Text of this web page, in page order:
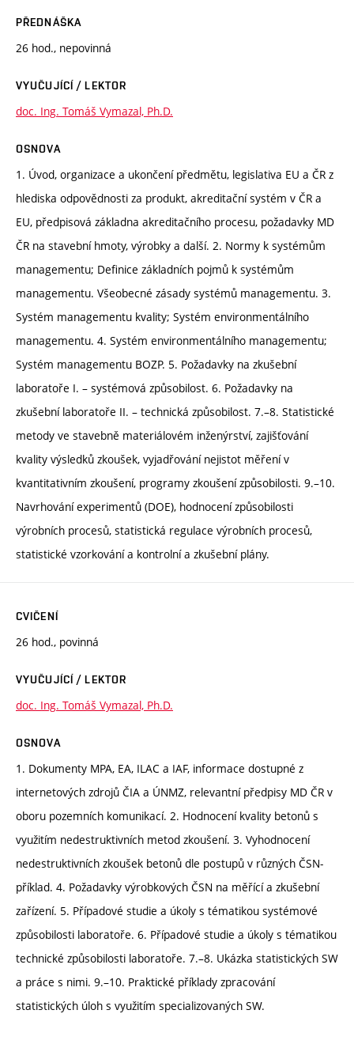
PŘEDNÁŠKA
26 hod., nepovinná
VYUČUJÍCÍ / LEKTOR
doc. Ing. Tomáš Vymazal, Ph.D.
OSNOVA
1. Úvod, organizace a ukončení předmětu, legislativa EU a ČR z
hlediska odpovědnosti za produkt, akreditační systém v ČR a
EU, předpisová základna akreditačního procesu, požadavky MD
ČR na stavební hmoty, výrobky a další. 2. Normy k systémům
managementu; Definice základních pojmů k systémům
managementu. Všeobecné zásady systémů managementu. 3.
Systém managementu kvality; Systém environmentálního
managementu. 4. Systém environmentálního managementu;
Systém managementu BOZP. 5. Požadavky na zkušební
laboratoře I. – systémová způsobilost. 6. Požadavky na
zkušební laboratoře II. – technická způsobilost. 7.–8. Statistické
metody ve stavebně materiálovém inženýrství, zajišťování
kvality výsledků zkoušek, vyjadřování nejistot měření v
kvantitativním zkoušení, programy zkoušení způsobilosti. 9.–10.
Navrhování experimentů (DOE), hodnocení způsobilosti
výrobních procesů, statistická regulace výrobních procesů,
statistické vzorkování a kontrolní a zkušební plány.
CVIČENÍ
26 hod., povinná
VYUČUJÍCÍ / LEKTOR
doc. Ing. Tomáš Vymazal, Ph.D.
OSNOVA
1. Dokumenty MPA, EA, ILAC a IAF, informace dostupné z
internetových zdrojů ČIA a ÚNMZ, relevantní předpisy MD ČR v
oboru pozemních komunikací. 2. Hodnocení kvality betonů s
využitím nedestruktivních metod zkoušení. 3. Vyhodnocení
nedestruktivních zkoušek betonů dle postupů v různých ČSN-
příklad. 4. Požadavky výrobkových ČSN na měřící a zkušební
zařízení. 5. Případové studie a úkoly s tématikou systémové
způsobilosti laboratoře. 6. Případové studie a úkoly s tématikou
technické způsobilosti laboratoře. 7.–8. Ukázka statistických SW
a práce s nimi. 9.–10. Praktické příklady zpracování
statistických úloh s využitím specializovaných SW.